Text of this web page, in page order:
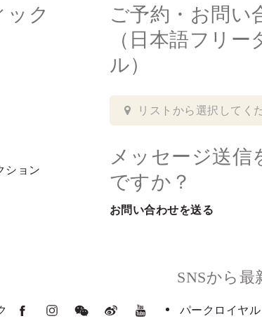
ック
ション
ご予約・お問い
（日本語フリー
ル）
リストから選択してく
メッセージ送信
ですか？
お問い合わせを送る
SNSから最
パークロイヤ